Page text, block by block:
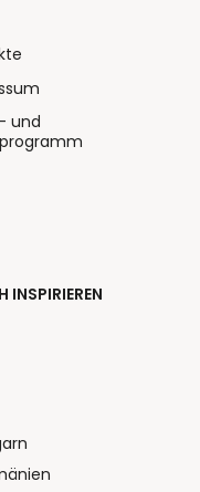
INSPIRIEREN
und